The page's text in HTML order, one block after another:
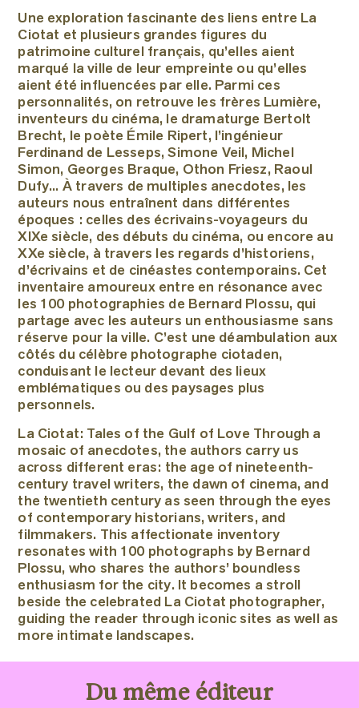
Parution : 12 Mars 2026
ISBN 978-2-36980-222-8
Prix : 45 €
Une exploration fascinante des liens entre La
Ciotat et plusieurs grandes figures du
patrimoine culturel français, qu’elles aient
marqué la ville de leur empreinte ou qu’elles
aient été influencées par elle. Parmi ces
personnalités, on retrouve les frères Lumière,
inventeurs du cinéma, le dramaturge Bertolt
Brecht, le poète Émile Ripert, l’ingénieur
Ferdinand de Lesseps, Simone Veil, Michel
Simon, Georges Braque, Othon Friesz, Raoul
Dufy... À travers de multiples anecdotes, les
auteurs nous entraînent dans différentes
époques : celles des écrivains-voyageurs du
XIXe siècle, des débuts du cinéma, ou encore au
XXe siècle, à travers les regards d’historiens,
d’écrivains et de cinéastes contemporains. Cet
inventaire amoureux entre en résonance avec
les 100 photographies de Bernard Plossu, qui
partage avec les auteurs un enthousiasme sans
réserve pour la ville. C’est une déambulation aux
côtés du célèbre photographe ciotaden,
conduisant le lecteur devant des lieux
emblématiques ou des paysages plus
personnels.
La Ciotat: Tales of the Gulf of Love Through a
mosaic of anecdotes, the authors carry us
across different eras: the age of nineteenth-
century travel writers, the dawn of cinema, and
the twentieth century as seen through the eyes
of contemporary historians, writers, and
filmmakers. This affectionate inventory
resonates with 100 photographs by Bernard
Plossu, who shares the authors’ boundless
enthusiasm for the city. It becomes a stroll
beside the celebrated La Ciotat photographer,
guiding the reader through iconic sites as well as
more intimate landscapes.
Du même éditeur